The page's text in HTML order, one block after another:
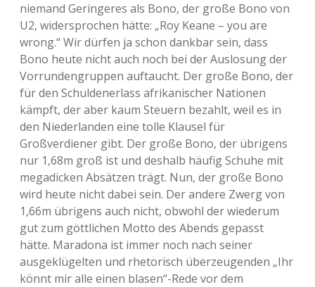
niemand Geringeres als Bono, der große Bono von
U2, widersprochen hätte: „Roy Keane – you are
wrong.“ Wir dürfen ja schon dankbar sein, dass
Bono heute nicht auch noch bei der Auslosung der
Vorrundengruppen auftaucht. Der große Bono, der
für den Schuldenerlass afrikanischer Nationen
kämpft, der aber kaum Steuern bezahlt, weil es in
den Niederlanden eine tolle Klausel für
Großverdiener gibt. Der große Bono, der übrigens
nur 1,68m groß ist und deshalb häufig Schuhe mit
megadicken Absätzen trägt. Nun, der große Bono
wird heute nicht dabei sein. Der andere Zwerg von
1,66m übrigens auch nicht, obwohl der wiederum
gut zum göttlichen Motto des Abends gepasst
hätte. Maradona ist immer noch nach seiner
ausgeklügelten und rhetorisch überzeugenden „Ihr
könnt mir alle einen blasen“-Rede vor dem